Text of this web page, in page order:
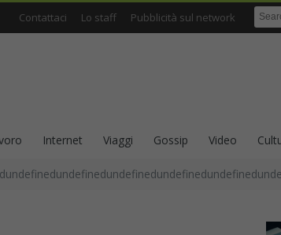
Contattaci Lo staff Pubblicità sul network
Internet Viaggi Gossip Video